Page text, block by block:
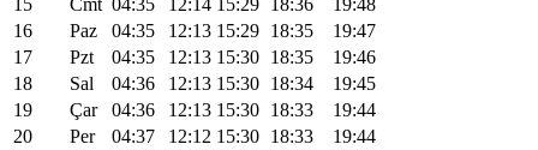
16
Paz 04:35 12:13 15:29 18:35
19:47
17
Pzt 04:35 12:13 15:30 18:35
19:46
18
Sal 04:36 12:13 15:30 18:34
19:45
19
Çar 04:36 12:13 15:30 18:33
19:44
20
Per 04:37 12:12 15:30 18:33
19:44